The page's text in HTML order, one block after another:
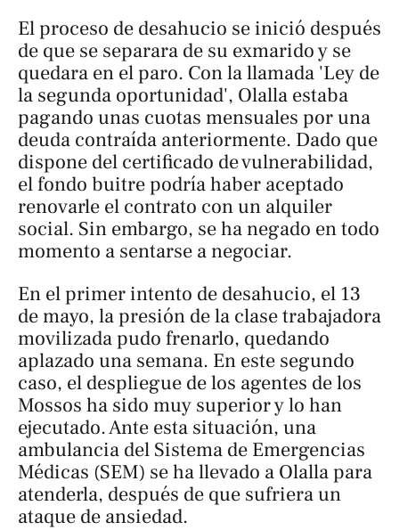
El proceso de desahucio se inició después
de que se separara de su exmarido y se
quedara en el paro. Con la llamada 'Ley de
la segunda oportunidad', Olalla estaba
pagando unas cuotas mensuales por una
deuda contraída anteriormente. Dado que
dispone del certificado de vulnerabilidad,
el fondo buitre podría haber aceptado
renovarle el contrato con un alquiler
social. Sin embargo, se ha negado en todo
momento a sentarse a negociar.
En el primer intento de desahucio, el 13
de mayo, la presión de la clase trabajadora
movilizada pudo frenarlo, quedando
aplazado una semana. En este segundo
caso, el despliegue de los agentes de los
Mossos ha sido muy superior y lo han
ejecutado. Ante esta situación, una
ambulancia del Sistema de Emergencias
Médicas (SEM) se ha llevado a Olalla para
atenderla, después de que sufriera un
ataque de ansiedad.